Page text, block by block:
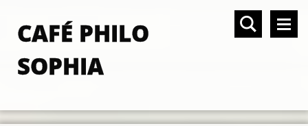
CAFÉ PHILO
SOPHIA